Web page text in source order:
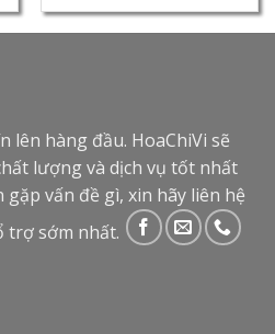
lên hàng đầu. HoaChiVi sẽ
lượng và dịch vụ tốt nhất
gặp vấn đề gì, xin hãy liên hệ
trợ sớm nhất.